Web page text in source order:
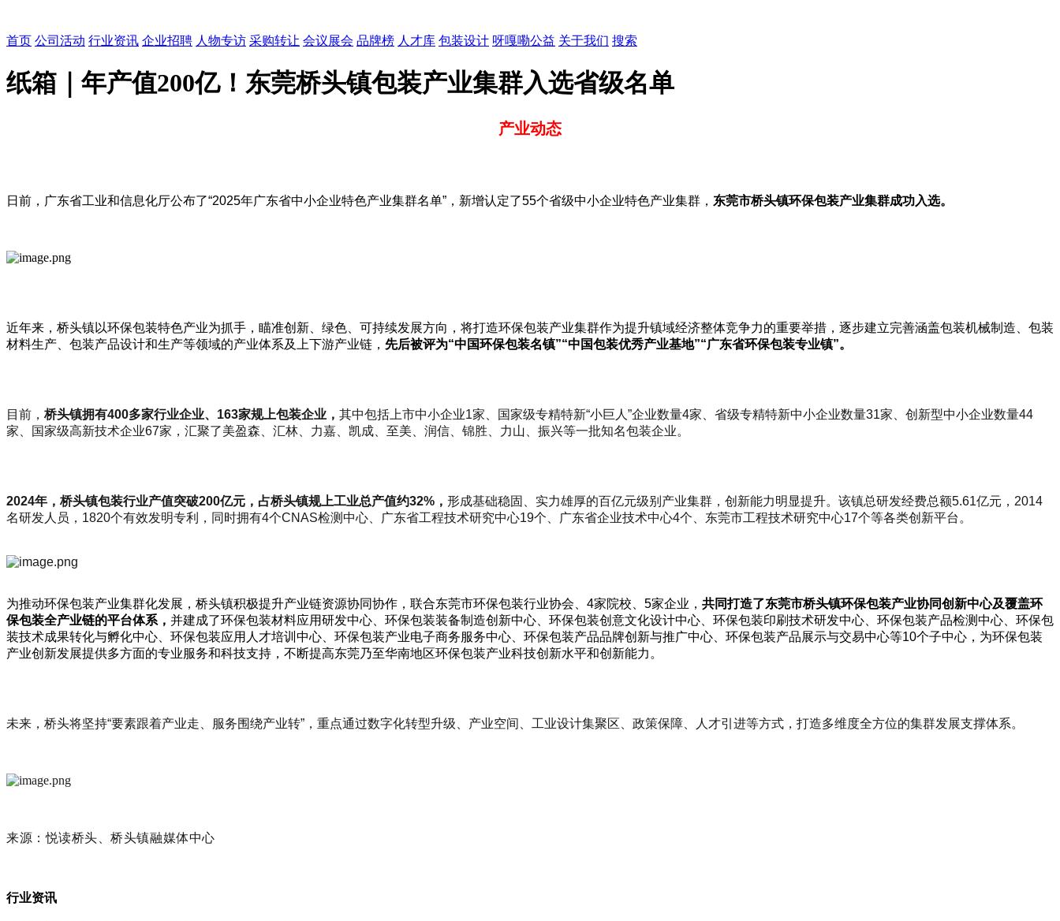
首页 公司活动 行业资讯 企业招聘 人物专访 采购转让 会议展会 品牌榜 人才库 包装设计 呀嘎嘞公益 关于我们 搜索
纸箱｜年产值200亿！东莞桥头镇包装产业集群入选省级名单
产业动态
日前，广东省工业和信息化厅公布了“2025年广东省中小企业特色产业集群名单”，新增认定了55个省级中小企业特色产业集群， 东莞市桥头镇环保包装产业集群成功入选。
近年来，桥头镇以环保包装特色产业为抓手，瞄准创新、绿色、可持续发展方向，将打造环保包装产业集群作为提升镇域经济整体竞争力的重要举措，逐步建立完善涵盖包装机械制造、包装
材料生产、包装产品设计和生产等领域的产业体系及上下游产业链， 先后被评为“中国环保包装名镇”“中国包装优秀产业基地”“广东省环保包装专业镇”。
目前， 桥头镇拥有400多家行业企业、163家规上包装企业， 其中包括上市中小企业1家、国家级专精特新“小巨人”企业数量4家、省级专精特新中小企业数量31家、创新型中小企业数量44
家、国家级高新技术企业67家，汇聚了美盈森、汇林、力嘉、凯成、至美、润信、锦胜、力山、振兴等一批知名包装企业。
2024年，桥头镇包装行业产值突破200亿元，占桥头镇规上工业总产值约32% ， 形成基础稳固、实力雄厚的百亿元级别产业集群，创新能力明显提升。该镇总研发经费总额5.61亿元，2014
名研发人员，1820个有效发明专利，同时拥有4个CNAS检测中心、广东省工程技术研究中心19个、广东省企业技术中心4个、东莞市工程技术研究中心17个等各类创新平台。
为推动环保包装产业集群化发展，桥头镇积极提升产业链资源协同协作，联合东莞市环保包装行业协会、4家院校、5家企业， 共同打造了东莞市桥头镇环保包装产业协同创新中心及覆盖环
保包装全产业链的平台体系， 并建成了环保包装材料应用研发中心、环保包装装备制造创新中心、环保包装创意文化设计中心、环保包装印刷技术研发中心、环保包装产品检测中心、环保包
装技术成果转化与孵化中心、环保包装应用人才培训中心、环保包装产业电子商务服务中心、环保包装产品品牌创新与推广中心、环保包装产品展示与交易中心等10个子中心，为环保包装
产业创新发展提供多方面的专业服务和科技支持，不断提高东莞乃至华南地区环保包装产业科技创新水平和创新能力。
未来，桥头将坚持“要素跟着产业走、服务围绕产业转”，重点通过数字化转型升级、产业空间、工业设计集聚区、政策保障、人才引进等方式，打造多维度全方位的集群发展支撑体系。
来源：悦读桥头、桥头镇融媒体中心
行业资讯